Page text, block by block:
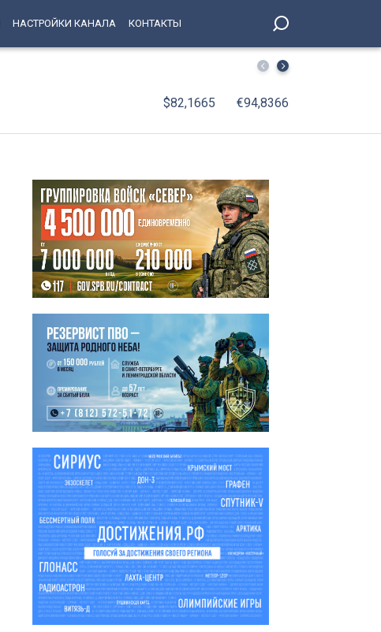
НАСТРОЙКИ КАНАЛА КОНТАКТЫ
От паровозов до «Скворца»: 75 лет исполняется
$82,1665 €94,8366